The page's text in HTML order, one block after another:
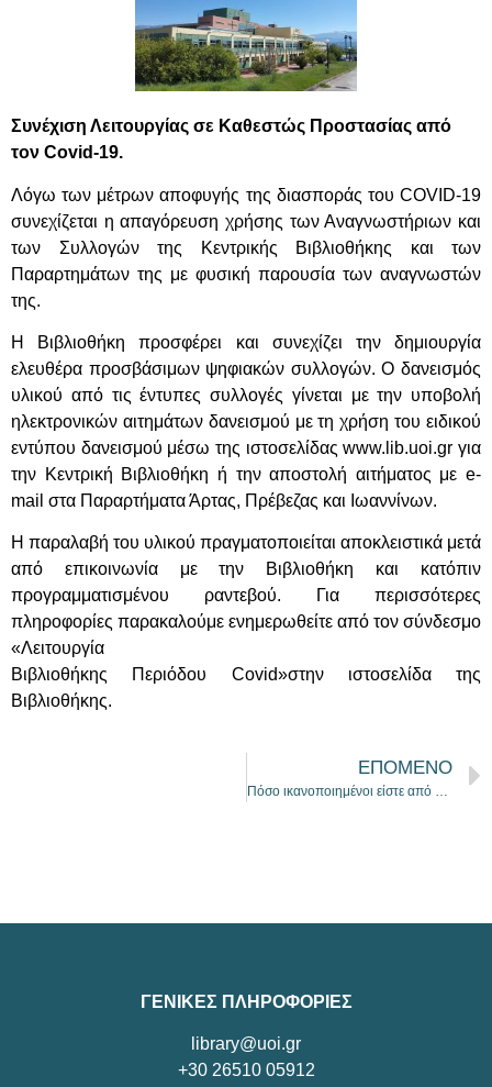
Συνέχιση Λειτουργίας σε Καθεστώς Προστασίας από
τον Covid-19.
Λόγω των μέτρων αποφυγής της διασποράς του COVID-19
συνεχίζεται η απαγόρευση χρήσης των Αναγνωστήριων και
των Συλλογών της Κεντρικής Βιβλιοθήκης και των
Παραρτημάτων της με φυσική παρουσία των αναγνωστών
της.
Η Βιβλιοθήκη προσφέρει και συνεχίζει την δημιουργία
ελευθέρα προσβάσιμων ψηφιακών συλλογών. Ο δανεισμός
υλικού από τις έντυπες συλλογές γίνεται με την υποβολή
ηλεκτρονικών αιτημάτων δανεισμού με τη χρήση του ειδικού
εντύπου δανεισμού μέσω της ιστοσελίδας www.lib.uoi.gr για
την Κεντρική Βιβλιοθήκη ή την αποστολή αιτήματος με e-
mail στα Παραρτήματα Άρτας, Πρέβεζας και Ιωαννίνων.
Η παραλαβή του υλικού πραγματοποιείται αποκλειστικά μετά
από επικοινωνία με την Βιβλιοθήκη και κατόπιν
προγραμματισμένου ραντεβού. Για περισσότερες
πληροφορίες παρακαλούμε ενημερωθείτε από τον σύνδεσμο
«Λειτουργία
Βιβλιοθήκης Περιόδου Covid»στην ιστοσελίδα της
Βιβλιοθήκης.
ΕΠΟΜΕΝΟ
Πόσο ικανοποιημένοι είστε από τη Βιβλιοθήκη μας την περίοδο της πανδημίας;
ΓΕΝΙΚΕΣ ΠΛΗΡΟΦΟΡΙΕΣ
library@uoi.gr
+30 26510 05912